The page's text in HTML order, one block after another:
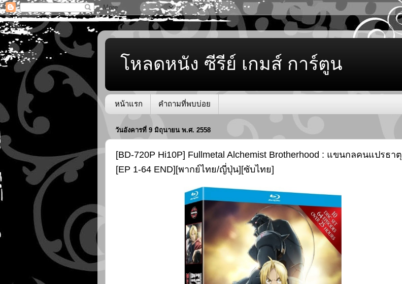
โหลดหนัง ซีรีย์ เกมส์ การ์ตูน
หน้าแรก คำถามที่พบบ่อย
วันอังคารที่ 9 มิถุนายน พ.ศ. 2558
[BD-720P Hi10P] Fullmetal Alchemist Brotherhood : แขนกลคนแปรธาตุ
[EP 1-64 END][พากย์ไทย/ญี่ปุ่น][ซับไทย]